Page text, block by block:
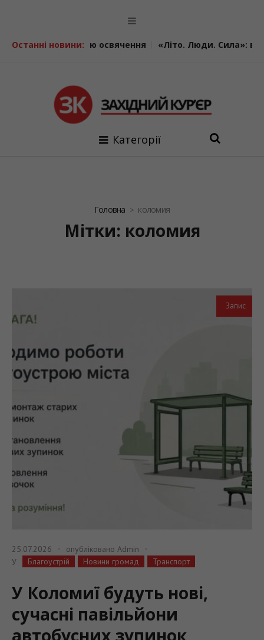
Останні новини:«Літо. Люди. Сила»: втретє у Калуші
Категорії
Головна коломия
Мітки: коломия
Запис
25.07.2026 опубліковано Admin
У
Благоустрій Новини громад Транспорт
У Коломиї будуть нові,
сучасні павільйони
автобусних зупинок